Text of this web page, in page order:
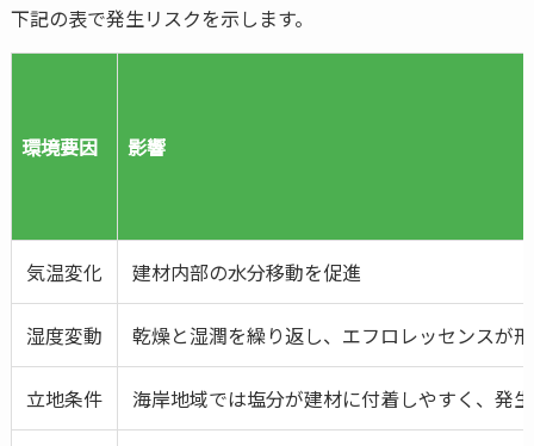
下記の表で発生リスクを示します。
環境要因 影響
気温変化 建材内部の水分移動を促進
湿度変動 乾燥と湿潤を繰り返し、エフロレッセンスが
立地条件 海岸地域では塩分が建材に付着しやすく、発